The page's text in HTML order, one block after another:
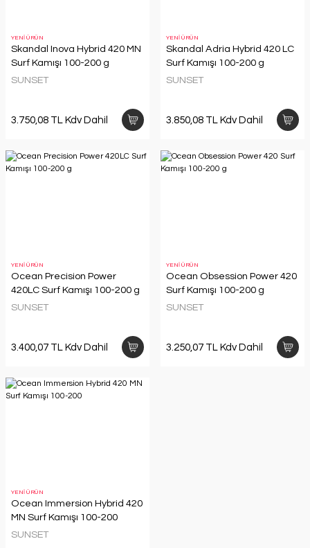
YENİ ÜRÜN
Skandal Inova Hybrid 420 MN
Surf Kamışı 100-200 g
SUNSET
3.750,08 TL Kdv Dahil
YENİ ÜRÜN
Skandal Adria Hybrid 420 LC
Surf Kamışı 100-200 g
SUNSET
3.850,08 TL Kdv Dahil
YENİ ÜRÜN
Ocean Precision Power
420LC Surf Kamışı 100-200 g
SUNSET
3.400,07 TL Kdv Dahil
YENİ ÜRÜN
Ocean Obsession Power 420
Surf Kamışı 100-200 g
SUNSET
3.250,07 TL Kdv Dahil
YENİ ÜRÜN
Ocean Immersion Hybrid 420
MN Surf Kamışı 100-200
SUNSET